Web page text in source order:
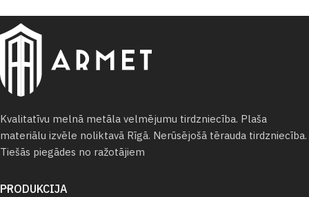
Kvalitatīvu melnā metāla velmējumu tirdzniecība. Plaša
materiālu izvēle noliktavā Rīgā. Nerūsējošā tērauda tirdzniecība.
Tiešās piegādes no ražotājiem
PRODUKCIJA